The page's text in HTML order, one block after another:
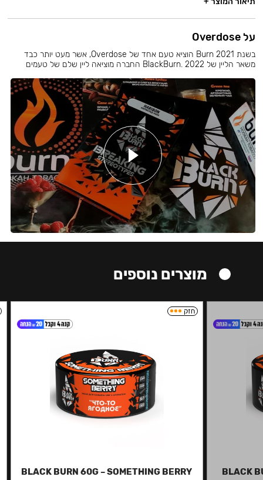
על Overdose
בשנת 2021 Burn הוציא טעם אחד של Overdose, אשר מעט יותר כבד
משאר הליין של BlackBurn. 2022 החברה מוציאה ליין שלם של טעמים
מוצרים נוספים
BLACK
חזק
BLACK BURN 60G – SOMETHING BERRY